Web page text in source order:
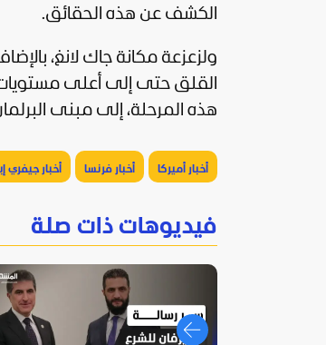
الكشف عن هذه الحقائق.
ولزعزعة مكانة جاك لانغ،
القلق حتى إلى أعلى
هذه المرحلة، إلى مبنى البرلمان
أخبار أميركا أخبار فرنسا أخبار جيفري
فيديوهات ذات صلة